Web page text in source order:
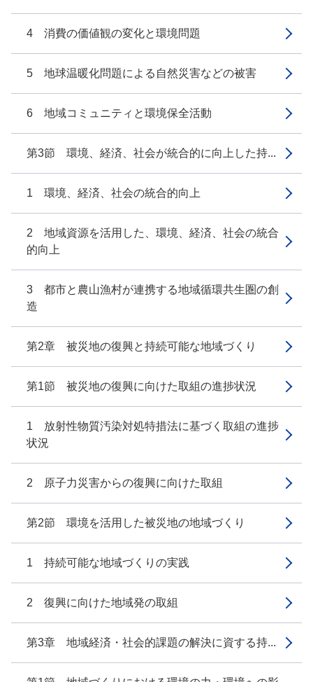
4 消費の価値観の変化と環境問題
5 地球温暖化問題による自然災害などの被害
6 地域コミュニティと環境保全活動
第3節 環境、経済、社会が統合的に向上した持...
1 環境、経済、社会の統合的向上
2 地域資源を活用した、環境、経済、社会の統合
的向上
3 都市と農山漁村が連携する地域循環共生圏の創
造
第2章 被災地の復興と持続可能な地域づくり
第1節 被災地の復興に向けた取組の進捗状況
1 放射性物質汚染対処特措法に基づく取組の進捗
状況
2 原子力災害からの復興に向けた取組
第2節 環境を活用した被災地の地域づくり
1 持続可能な地域づくりの実践
2 復興に向けた地域発の取組
第3章 地域経済・社会的課題の解決に資する持...